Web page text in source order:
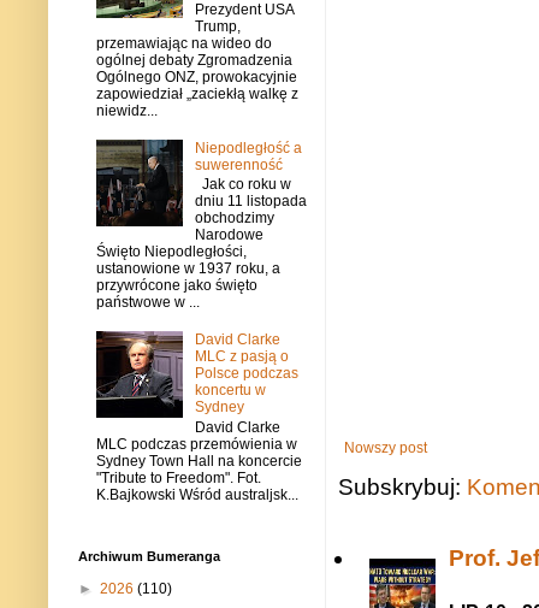
Nowszy post
Subskrybuj:
Prof.
Prezydent USA
Trump,
przemawiając na wideo do
ogólnej debaty Zgromadzenia
Ogólnego ONZ, prowokacyjnie
zapowiedział „zaciekłą walkę z
niewidz...
Niepodległość a
suwerenność
Jak co roku w
dniu 11 listopada
obchodzimy
Narodowe
Święto Niepodległości,
ustanowione w 1937 roku, a
przywrócone jako święto
państwowe w ...
David Clarke
MLC z pasją o
Polsce podczas
koncertu w
Sydney
David Clarke
MLC podczas przemówienia w
Sydney Town Hall na koncercie
"Tribute to Freedom". Fot.
K.Bajkowski Wśród australjsk...
Archiwum Bumeranga
► 2026 (110)